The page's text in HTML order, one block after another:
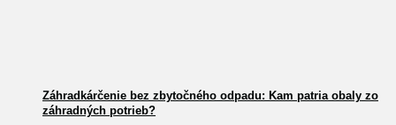
Záhradkárčenie bez zbytočného odpadu: Kam patria obaly zo
záhradných potrieb?